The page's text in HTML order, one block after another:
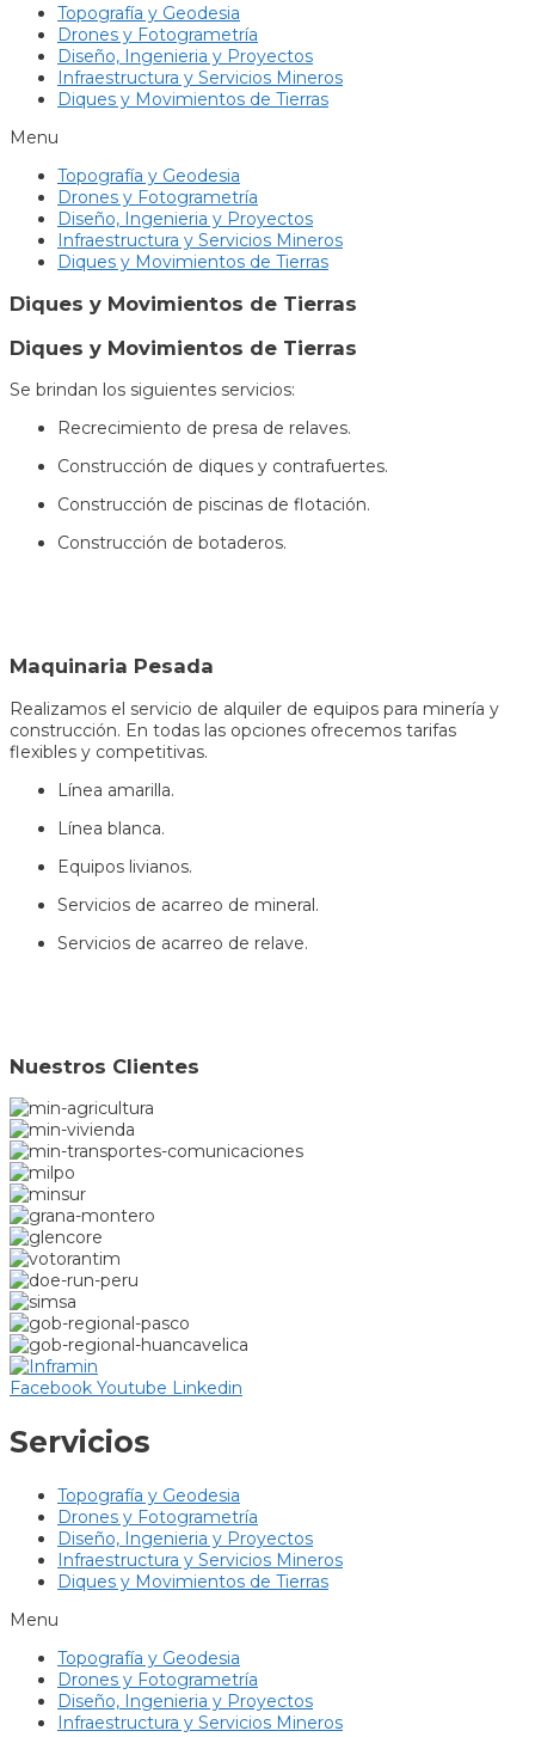
Topografía y Geodesia
Drones y Fotogrametría
Diseño, Ingenieria y Proyectos
Infraestructura y Servicios Mineros
Diques y Movimientos de Tierras
Menu
Topografía y Geodesia
Drones y Fotogrametría
Diseño, Ingenieria y Proyectos
Infraestructura y Servicios Mineros
Diques y Movimientos de Tierras
Diques y Movimientos de Tierras
Diques y Movimientos de Tierras
Se brindan los siguientes servicios:
Recrecimiento de presa de relaves.
Construcción de diques y contrafuertes.
Construcción de piscinas de flotación.
Construcción de botaderos.
Maquinaria Pesada
Realizamos el servicio de alquiler de equipos para minería y
construcción. En todas las opciones ofrecemos tarifas
flexibles y competitivas.
Línea amarilla.
Línea blanca.
Equipos livianos.
Servicios de acarreo de mineral.
Servicios de acarreo de relave.
Nuestros Clientes
Facebook Youtube Linkedin
Servicios
Topografía y Geodesia
Drones y Fotogrametría
Diseño, Ingenieria y Proyectos
Infraestructura y Servicios Mineros
Diques y Movimientos de Tierras
Menu
Topografía y Geodesia
Drones y Fotogrametría
Diseño, Ingenieria y Proyectos
Infraestructura y Servicios Mineros